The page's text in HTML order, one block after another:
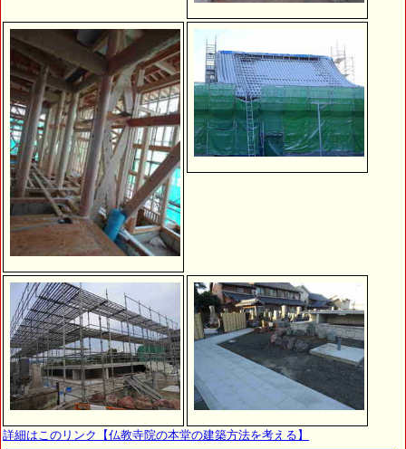
詳細はこのリンク【仏教寺院の本堂の建築方法を考える】